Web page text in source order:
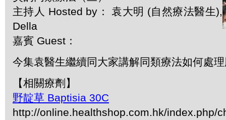
主持人 Hosted by： 袁大明 (自然療法醫生),
Della
嘉賓 Guest：
今集袁醫生繼續同大家講解同類療法如何處
【相關療劑】
野靛草 Baptisia 30C
http://online.healthshop.com.hk/index.php/